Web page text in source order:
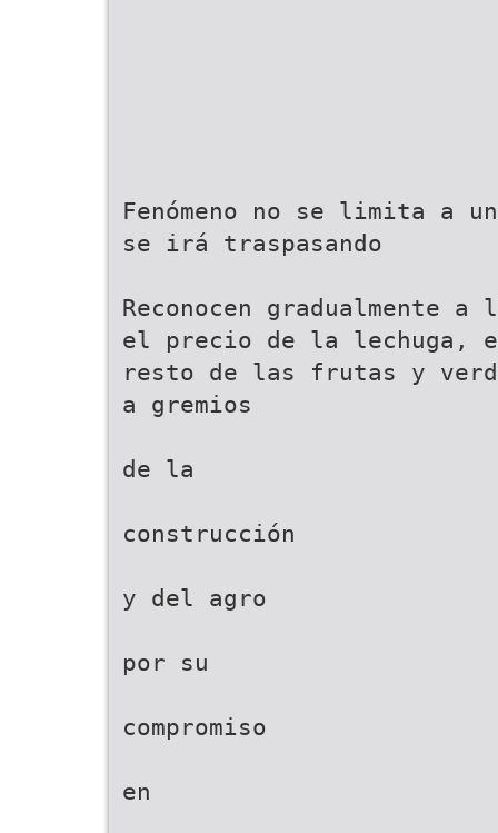
Fenómeno no se limita a
se irá traspasando
Reconocen gradualmente
el precio de la lechuga,
resto de las frutas y
a gremios
de la
construcción
y del agro
por su
compromiso
en